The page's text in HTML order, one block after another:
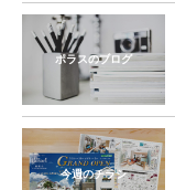
ポラスのブログ
今週のチラシ